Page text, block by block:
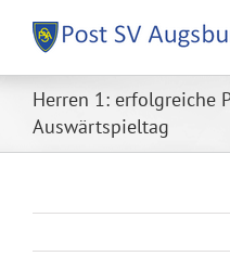
Inhalt
springen
Herren 1: erfolgreiche
Auswärtspieltag